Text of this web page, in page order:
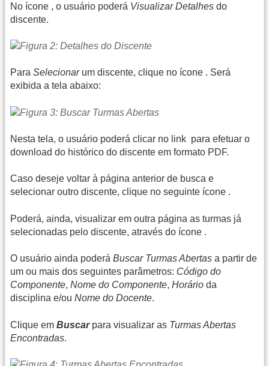
No ícone , o usuário poderá Visualizar Detalhes do
discente.
Para Selecionarum discente, clique no ícone . Será
exibida a tela abaixo:
Nesta tela, o usuário poderá clicar no link para efetuar o
download do histórico do discente em formato PDF.
Caso deseje voltar à página anterior de busca e
selecionar outro discente, clique no seguinte ícone .
Poderá, ainda, visualizar em outra página as turmas já
selecionadas pelo discente, através do ícone .
O usuário ainda poderá Buscar Turmas Abertas a partir de
um ou mais dos seguintes parâmetros: Código do
Componente, Nome do Componente, Horário da
disciplina e/ou Nome do Docente.
Clique em Buscarpara visualizar as Turmas Abertas
Encontradas.